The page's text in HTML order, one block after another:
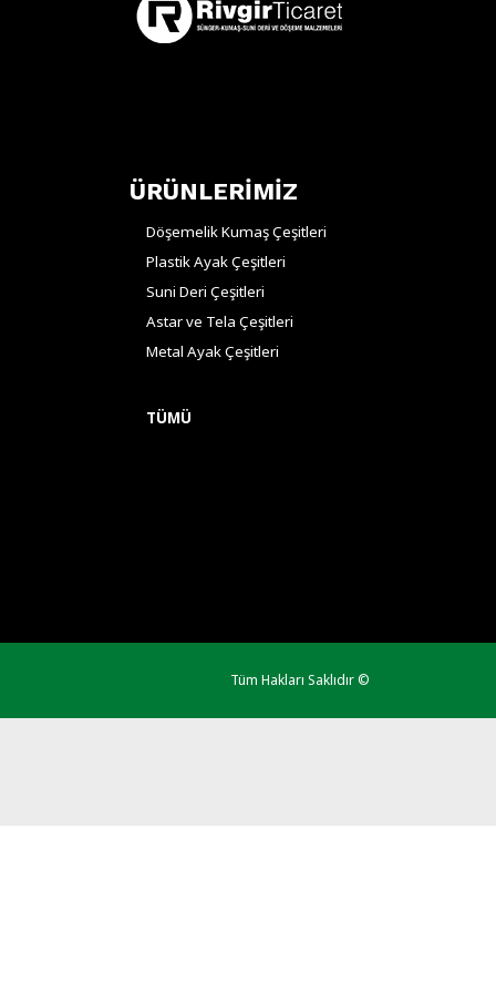
ÜRÜNLERİMİZ
Döşemelik Kumaş Çeşitleri
Plastik Ayak Çeşitleri
Suni Deri Çeşitleri
Astar ve Tela Çeşitleri
Metal Ayak Çeşitleri
TÜMÜ
Tüm Hakları Saklıdır ©